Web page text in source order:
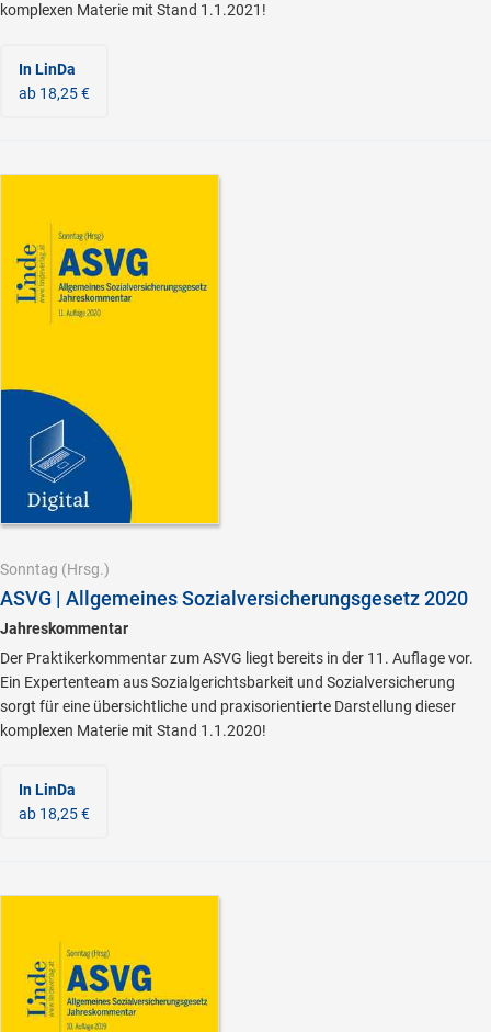
komplexen Materie mit Stand 1.1.2021!
In LinDa
ab 18,25 €
Sonntag (Hrsg.)
ASVG | Allgemeines Sozialversicherungsgesetz 2020
Jahreskommentar
Der Praktikerkommentar zum ASVG liegt bereits in der 11. Auflage vor.
Ein Expertenteam aus Sozialgerichtsbarkeit und Sozialversicherung
sorgt für eine übersichtliche und praxisorientierte Darstellung dieser
komplexen Materie mit Stand 1.1.2020!
In LinDa
ab 18,25 €